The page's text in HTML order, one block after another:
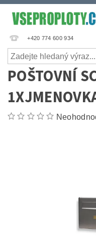
+420 774 600 934
POŠTOVNÍ